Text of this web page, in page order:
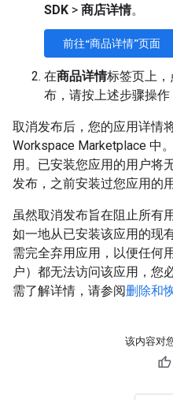
SDK > 商店详情。
前往“商品详情”页面
在商品详情标签页上，
布，请按上述步骤操
取消发布后，您的应用详情
Workspace Marketplace 中
用。已安装您应用的用户将
发布，之前安装过您应用的
虽然取消发布旨在阻止所有
如一地从已安装该应用的现
需完全弃用应用，以便任何
户）都无法访问该应用，您
需了解详情，请参阅删除和
该内容对